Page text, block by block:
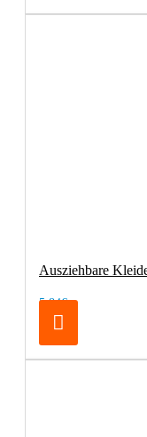
Ausziehbare
5,84€